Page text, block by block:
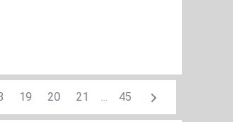
19 20 21 ... 45